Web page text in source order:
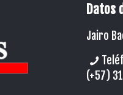
Datos
Jairo
(+57)